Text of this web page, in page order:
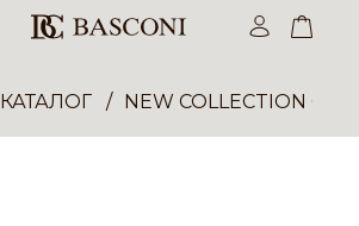
КАТАЛОГ NEW COLLECTION